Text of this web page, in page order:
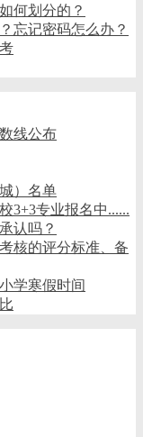
何划分的？
忘记密码怎么办？
线公布
）名单
3+3专业报名中......
认吗？
核的评分标准、备
学寒假时间